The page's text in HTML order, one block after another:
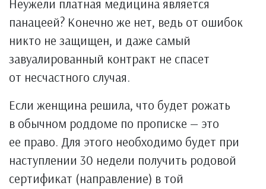
Неужели платная медицина является
панацеей? Конечно же нет, ведь от ошибок
никто не защищен, и даже самый
завуалированный контракт не спасет
от несчастного случая.
Если женщина решила, что будет рожать
в обычном роддоме по прописке — это
ее право. Для этого необходимо будет при
наступлении 30 недели получить родовой
сертификат (направление) в той